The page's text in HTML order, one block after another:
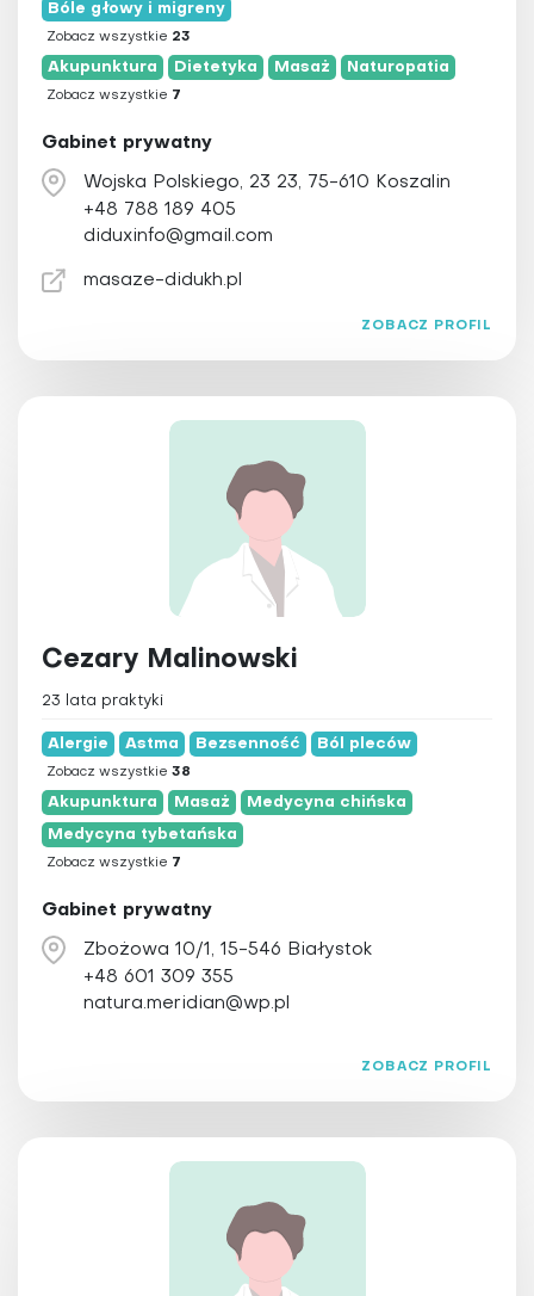
Bóle głowy i migreny
Zobacz wszystkie 23
Akupunktura Dietetyka Masaż Naturopatia
Zobacz wszystkie 7
Gabinet prywatny
Wojska Polskiego, 23 23, 75-610 Koszalin
+48 788 189 405
diduxinfo@gmail.com
masaze-didukh.pl
ZOBACZ PROFIL
Cezary Malinowski
23 lata praktyki
Alergie Astma Bezsenność Ból pleców
Zobacz wszystkie 38
Akupunktura Masaż Medycyna chińska
Medycyna tybetańska
Zobacz wszystkie 7
Gabinet prywatny
Zbożowa 10/1, 15-546 Białystok
+48 601 309 355
natura.meridian@wp.pl
ZOBACZ PROFIL